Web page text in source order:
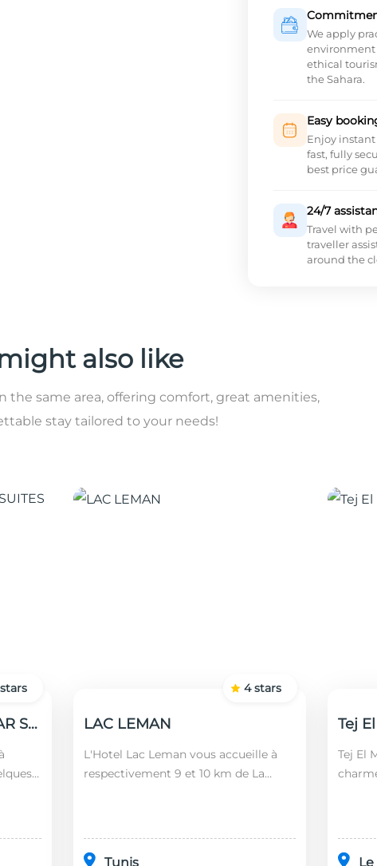
We apply
environment
ethical
the Sahara.
Easy
Enjoy
fast, fully
best price
24/7
Travel with
traveller
around the
also like
the same area, offering comfort, great amenities,
stay tailored to your needs!
GUEST HOUSE VILLAMAR SUITES & VILLAS
stars
LAC LEMAN
L'Hotel Lac Leman vous accueille à
respectivement 9 et 10 km de La
Tunis
4 stars
Tej
Tej El
Le